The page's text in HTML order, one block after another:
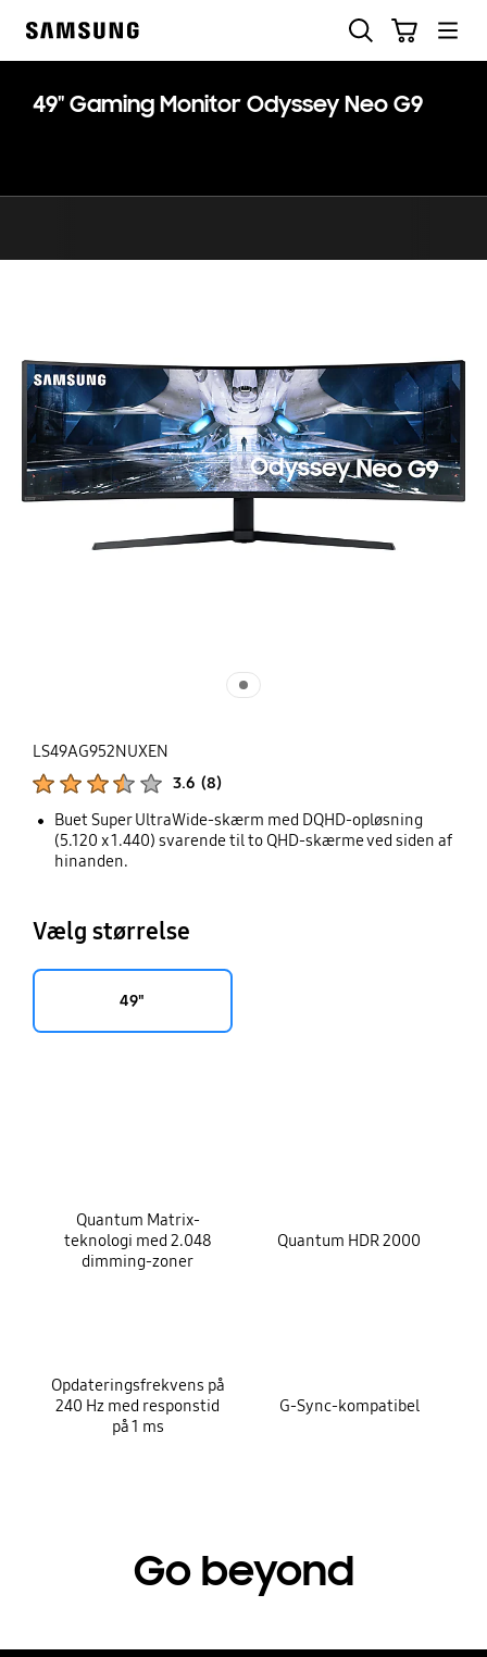
49" Gaming Monitor Odyssey Neo G9
LS49AG952NUXEN
3.6 (8)
Buet Super UltraWide-skærm med DQHD-opløsning
(5.120 x 1.440) svarende til to QHD-skærme ved siden af
​​hinanden.
Vælg størrelse
49"
Quantum Matrix-
teknologi med 2.048
dimming-zoner
Quantum HDR 2000
Opdateringsfrekvens på
240 Hz med responstid
på 1 ms
G-Sync-kompatibel
Go beyond